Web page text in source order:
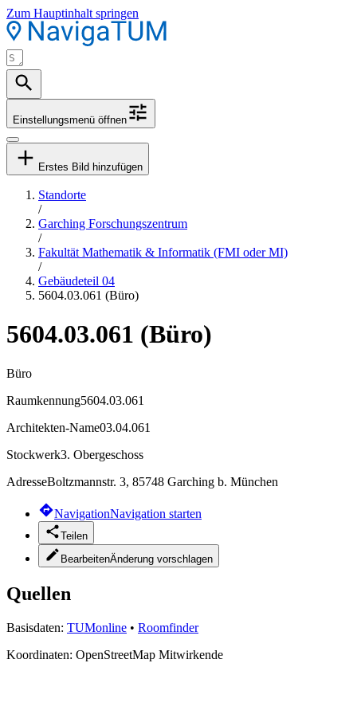
Zum Hauptinhalt springen
Einstellungsmenü öffnen
Erstes Bild hinzufügen
Standorte
/
Garching Forschungszentrum
/
Fakultät Mathematik & Informatik (FMI oder MI)
/
Gebäudeteil 04
5604.03.061 (Büro)
5604.03.061 (Büro)
Büro
Raumkennung5604.03.061
Architekten-Name03.04.061
Stockwerk3. Obergeschoss
AdresseBoltzmannstr. 3, 85748 Garching b. München
NavigationNavigation starten
Teilen
BearbeitenÄnderung vorschlagen
Quellen
Basisdaten: TUMonline • Roomfinder
Koordinaten: OpenStreetMap Mitwirkende